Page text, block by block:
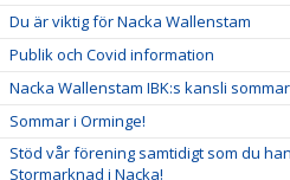
Du är viktig för Nacka Wallenstam
Publik och Covid information
Nacka Wallenstam IBK:s kansli
Sommar i Orminge!
Stöd vår förening samtidigt som du
Stormarknad i Nacka!